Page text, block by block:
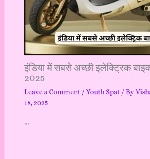
इंडिया में सबसे अच्छी इलेक्ट्रिक
2025
Leave a Comment / Youth Spat/ By
18, 2025
…